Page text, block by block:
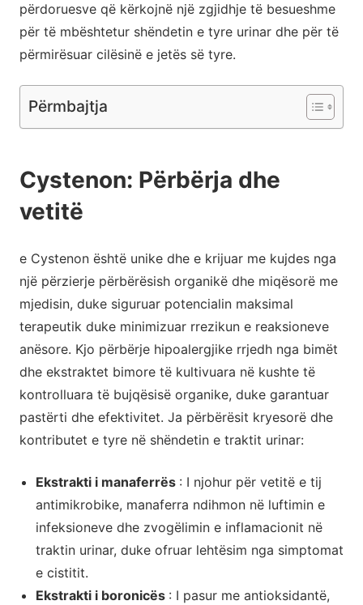
përdoruesve që kërkojnë një zgjidhje të besueshme
për të mbështetur shëndetin e tyre urinar dhe për të
përmirësuar cilësinë e jetës së tyre.
Përmbajtja
Cystenon: Përbërja dhe
vetitë
e Cystenon është unike dhe e krijuar me kujdes nga
një përzierje përbërësish organikë dhe miqësorë me
mjedisin, duke siguruar potencialin maksimal
terapeutik duke minimizuar rrezikun e reaksioneve
anësore. Kjo përbërje hipoalergjike rrjedh nga bimët
dhe ekstraktet bimore të kultivuara në kushte të
kontrolluara të bujqësisë organike, duke garantuar
pastërti dhe efektivitet. Ja përbërësit kryesorë dhe
kontributet e tyre në shëndetin e traktit urinar:
Ekstrakti i manaferrës : I njohur për vetitë e tij
antimikrobike, manaferra ndihmon në luftimin e
infeksioneve dhe zvogëlimin e inflamacionit në
traktin urinar, duke ofruar lehtësim nga simptomat
e cistitit.
Ekstrakti i boronicës : I pasur me antioksidantë,